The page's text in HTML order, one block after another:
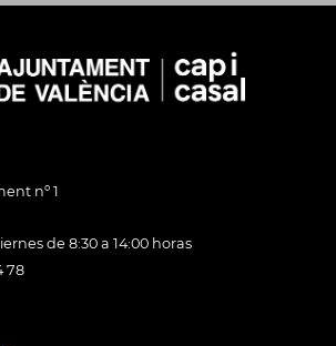
nº 1
de 8:30 a 14:00 horas
78